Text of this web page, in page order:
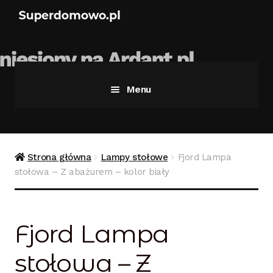
Menu
Bezpieczne zakupy
Koszyk
Strona główna Lampy stołowe
Fjord Lampa
stołowa – Z abażurem – kolor biały
Fjord Lampa
stołowa – Z